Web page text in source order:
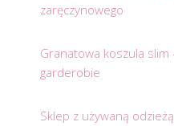
zaręczynowego
Granatowa koszula
garderobie
Sklep z używaną